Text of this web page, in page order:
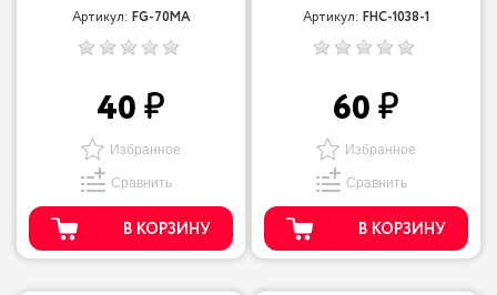
Артикул: FG-70MA
40
Избранное
Сравнить
В КОРЗИНУ
Артикул: FHC-1038-1
60
Избранное
Сравнить
В КОРЗИНУ